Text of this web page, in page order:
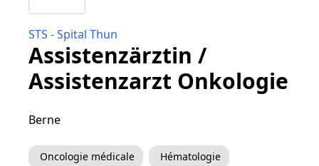
STS - Spital Thun
Assistenzärztin /
Assistenzarzt Onkologie
Berne
Oncologie médicale Hématologie